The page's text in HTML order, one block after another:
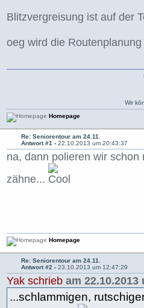
Blitzvergreisung ist auf der
oeg wird die
Wir
Homepage
Re: Seniorentour am 24.11.
Antwort #1 -22.10.2013 um 20:43:37
na, dann polieren wir
zähne...
Homepage
Re: Seniorentour am 24.11.
Antwort #2 -23.10.2013 um 12:47:29
Yak schrieb am 22.10.2013
...schlammigen,